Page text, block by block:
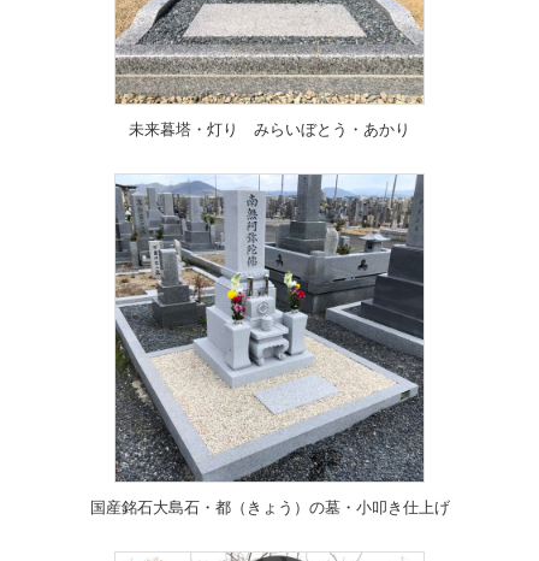
未来暮塔・灯り みらいぼとう・あかり
国産銘石大島石・都（きょう）の墓・小叩き仕上げ